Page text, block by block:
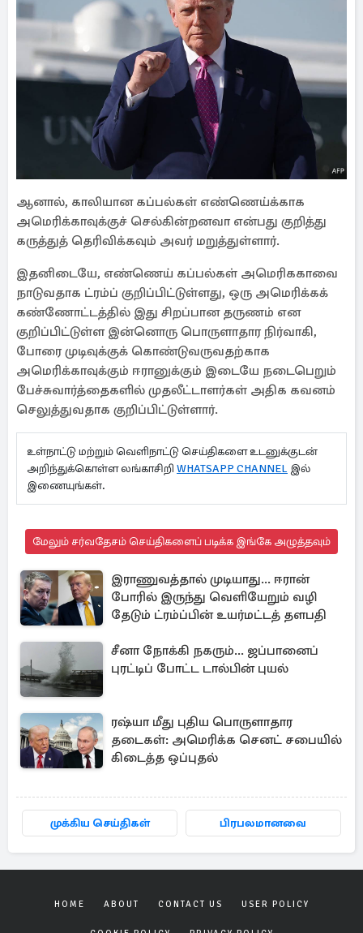
ஆனால், காலியான கப்பல்கள் எண்ணெய்க்காக
அமெரிக்காவுக்குச் செல்கின்றனவா என்பது குறித்து
கருத்துத் தெரிவிக்கவும் அவர் மறுத்துள்ளார்.
இதனிடையே, எண்ணெய் கப்பல்கள் அமெரிககாவை
நாடுவதாக ட்ரம்ப் குறிப்பிட்டுள்ளது, ஒரு அமெரிக்கக்
கண்ணோட்டத்தில் இது சிறப்பான தருணம் என
குறிப்பிட்டுள்ள இன்னொரு பொருளாதார நிர்வாகி,
போரை முடிவுக்குக் கொண்டுவருவதற்காக
அமெரிக்காவுக்கும் ஈரானுக்கும் இடையே நடைபெறும்
பேச்சுவார்த்தைகளில் முதலீட்டாளர்கள் அதிக கவனம்
செலுத்துவதாக குறிப்பிட்டுள்ளார்.
உள்நாட்டு மற்றும் வெளிநாட்டு செய்திகளை உடனுக்குடன்
அறிந்துக்கொள்ள லங்காசிறி WHATSAPP CHANNEL இல்
இணையுங்கள்.
மேலும் சர்வதேசம் செய்திகளைப் படிக்க இங்கே அழுத்தவும்
இராணுவத்தால் முடியாது... ஈரான்
போரில் இருந்து வெளியேறும் வழி
தேடும் ட்ரம்ப்பின் உயர்மட்டத் தளபதி
சீனா நோக்கி நகரும்... ஜப்பானைப்
புரட்டிப் போட்ட டால்பின் புயல்
ரஷ்யா மீது புதிய பொருளாதார
தடைகள்: அமெரிக்க செனட் சபையில்
கிடைத்த ஒப்புதல்
முக்கிய செய்திகள் பிரபலமானவை
HOME ABOUT CONTACT US USER POLICY